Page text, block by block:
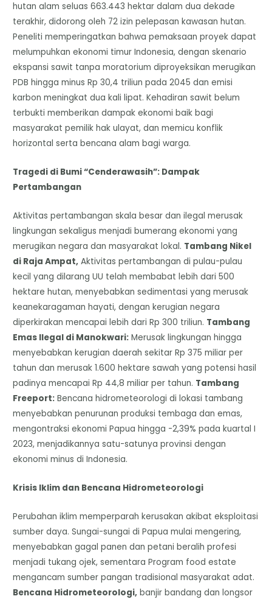
hutan alam seluas 663.443 hektar dalam dua dekade
terakhir, didorong oleh 72 izin pelepasan kawasan hutan.
Peneliti memperingatkan bahwa pemaksaan proyek dapat
melumpuhkan ekonomi timur Indonesia, dengan skenario
ekspansi sawit tanpa moratorium diproyeksikan merugikan
PDB hingga minus Rp 30,4 triliun pada 2045 dan emisi
karbon meningkat dua kali lipat. Kehadiran sawit belum
terbukti memberikan dampak ekonomi baik bagi
masyarakat pemilik hak ulayat, dan memicu konflik
horizontal serta bencana alam bagi warga.
Tragedi di Bumi “Cenderawasih”: Dampak
Pertambangan
Aktivitas pertambangan skala besar dan ilegal merusak
lingkungan sekaligus menjadi bumerang ekonomi yang
merugikan negara dan masyarakat lokal. Tambang Nikel
di Raja Ampat, Aktivitas pertambangan di pulau-pulau
kecil yang dilarang UU telah membabat lebih dari 500
hektare hutan, menyebabkan sedimentasi yang merusak
keanekaragaman hayati, dengan kerugian negara
diperkirakan mencapai lebih dari Rp 300 triliun. Tambang
Emas Ilegal di Manokwari: Merusak lingkungan hingga
menyebabkan kerugian daerah sekitar Rp 375 miliar per
tahun dan merusak 1.600 hektare sawah yang potensi hasil
padinya mencapai Rp 44,8 miliar per tahun. Tambang
Freeport: Bencana hidrometeorologi di lokasi tambang
menyebabkan penurunan produksi tembaga dan emas,
mengontraksi ekonomi Papua hingga -2,39% pada kuartal I
2023, menjadikannya satu-satunya provinsi dengan
ekonomi minus di Indonesia.
Krisis Iklim dan Bencana Hidrometeorologi
Perubahan iklim memperparah kerusakan akibat eksploitasi
sumber daya. Sungai-sungai di Papua mulai mengering,
menyebabkan gagal panen dan petani beralih profesi
menjadi tukang ojek, sementara Program food estate
mengancam sumber pangan tradisional masyarakat adat.
Bencana Hidrometeorologi, banjir bandang dan longsor